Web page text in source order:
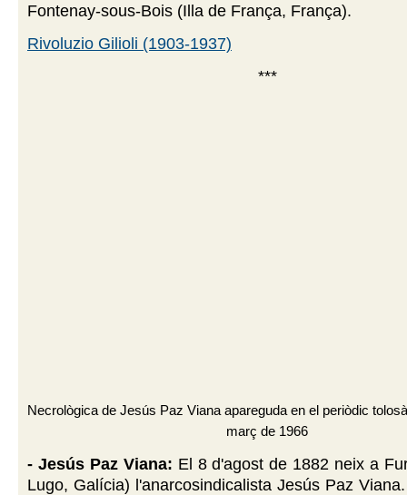
Fontenay-sous-Bois (Illa de França, França).
Rivoluzio Gilioli (1903-1937)
***
Necrològica de Jesús Paz Viana apareguda en el periòdic
març de 1966
- Jesús Paz Viana: El 8 d'agost de 1882 neix a
Lugo, Galícia) l'anarcosindicalista Jesús Paz